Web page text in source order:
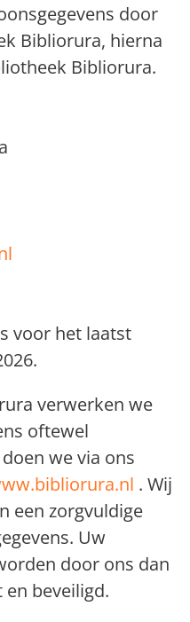
door
Bibliorura, hierna
Bibliorura.
voor het laatst
verwerken we
oftewel
we via ons
. Wij
een zorgvuldige
Uw
door ons dan
beveiligd.